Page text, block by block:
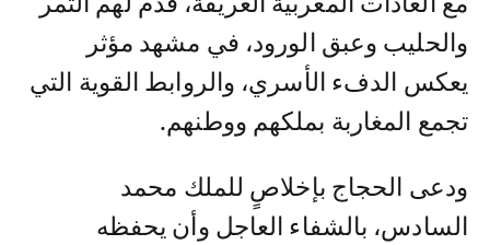
والحليب وعبق الورود، في مشهد مؤثر
يعكس الدفء الأسري، والروابط القوية التي
تجمع المغاربة بملكهم ووطنهم.
ودعى الحجاج بإخلاصٍ للملك محمد
السادس، بالشفاء العاجل وأن يحفظه